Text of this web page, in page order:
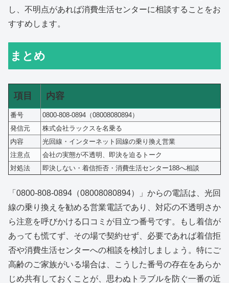
し、不明点があれば消費生活センターに相談することをお
すすめします。
まとめ
項目 内容
番号
0800-808-0894（08008080894）
発信元
株式会社ラックスを名乗る
内容
光回線・インターネット回線の乗り換え営業
注意点
会社の実態が不透明、即決を迫るトーク
対処法
即決しない・着信拒否・消費生活センター188へ相談
「0800-808-0894（08008080894）」からの電話は、光回
線の乗り換えを勧める営業電話であり、対応の不透明さか
ら注意を呼びかける口コミが目立つ番号です。もし着信が
あっても慌てず、その場で契約せず、必要であれば着信拒
否や消費生活センターへの相談を検討しましょう。特にご
高齢のご家族がいる場合は、こうした番号の存在をあらか
じめ共有しておくことが、思わぬトラブルを防ぐ一番の近